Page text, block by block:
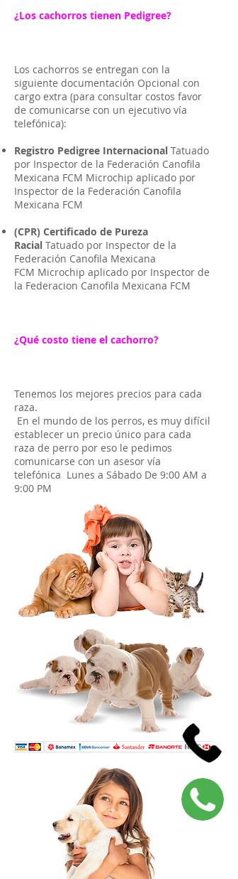
¿Los cachorros tienen Pedigree?
Los cachorros se entregan con la
siguiente documentación Opcional con
cargo extra (para consultar costos favor
de comunicarse con un ejecutivo vía
telefónica):
Registro Pedigree Internacional Tatuado
por Inspector de la Federación Canofila
Mexicana FCM Microchip aplicado por
Inspector de la Federación Canofila
Mexicana FCM
(CPR) Certificado de Pureza
Racial Tatuado por Inspector de la
Federación Canofila Mexicana
FCM Microchip aplicado por Inspector de
la Federacion Canofila Mexicana FCM
¿Qué costo tiene el cachorro?
Tenemos los mejores precios para cada
raza.
En el mundo de los perros, es muy difícil
establecer un precio único para cada
raza de perro por eso le pedimos
comunicarse con un asesor vía
telefónica Lunes a Sábado De 9:00 AM a
9:00 PM